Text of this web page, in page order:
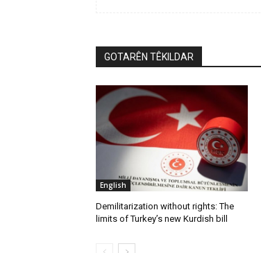
GOTARÊN TÊKILDAR
English
Demilitarization without rights: The
limits of Turkey’s new Kurdish bill